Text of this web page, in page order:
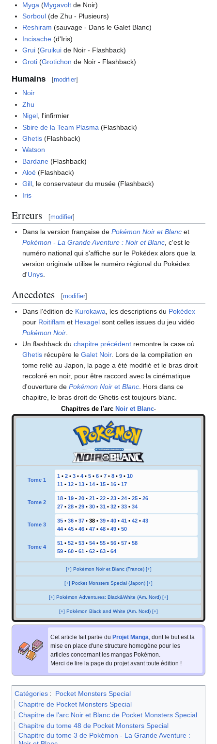
Myga (Mygavolt de Noir)
Sorboul (de Zhu - Plusieurs)
Reshiram (sauvage - Dans le Galet Blanc)
Incisache (d'Iris)
Grui (Gruikui de Noir - Flashback)
Groti (Grotichon de Noir - Flashback)
Humains [modifier]
Noir
Zhu
Nigel , l'infirmier
Sbire de la Team Plasma (Flashback)
Ghetis (Flashback)
Watson
Bardane (Flashback)
Aloé (Flashback)
Gill, le conservateur du musée (Flashback)
Iris
Erreurs [modifier]
Dans la version française dePokémon Noir et Blanc et
Pokémon - La Grande Aventure : Noir et Blanc, c'est le
numéro national qui s'affiche sur le Pokédex alors que la
version originale utilise le numéro régional du Pokédex
d'Unys.
Anecdotes [modifier]
Dans l'édition de Kurokawa , les descriptions du Pokédex
pour Roitiflam et Hexagel sont celles issues du jeu vidéo
Pokémon Noir
Un flashback duchapitre précédent remontre la case où
Ghetis récupère leGalet Noir. Lors de la compilation en
tome relié au Japon, la page a été modifié et le bras droit
recoloré en noir, pour être raccord avec la cinématique
d'ouverture dePokémon Noir etBlanc. Hors dans ce
chapitre, le bras droit de Ghetis est toujours blanc.
Chapitres de l'arc Noir et Blanc-
Tome 1
1 • 2 • 3 • 4 • 5 • 6 • 7 • 8 • 9 • 10
11 • 12 • 13 • 14 • 15 • 16 • 17
Tome 2
18 • 19 • 20 • 21 • 22 • 23 • 24 • 25 • 26
27 • 28 • 29 • 30 • 31 • 32 • 33 • 34
Tome 3
35 • 36 • 37 • 38 • 39 • 40 • 41 • 42 • 43
44 • 45 • 46 • 47 • 48 • 49 • 50
Tome 4
51 • 52 • 53 • 54 • 55 • 56 • 57 • 58
59 • 60 • 61 • 62 • 63 • 64
[+] Pokémon Noir et Blanc (France) [+]
[+] Pocket Monsters Special (Japon) [+]
[+] Pokémon Adventures: Black&White (Am. Nord) [+]
[+] Pokémon Black and White (Am. Nord) [+]
Cet article fait partie du Projet Manga , dont le but est la
mise en place d'une structure homogène pour les
articles concernant les mangas Pokémon.
Merci de lire la page du projet avant toute édition !
Catégories :
Pocket Monsters Special
Chapitre de Pocket Monsters Special
Chapitre de l'arc Noir et Blanc de Pocket Monsters Special
Chapitre du tome 48 de Pocket Monsters Special
Chapitre du tome 3 de Pokémon - La Grande Aventure :